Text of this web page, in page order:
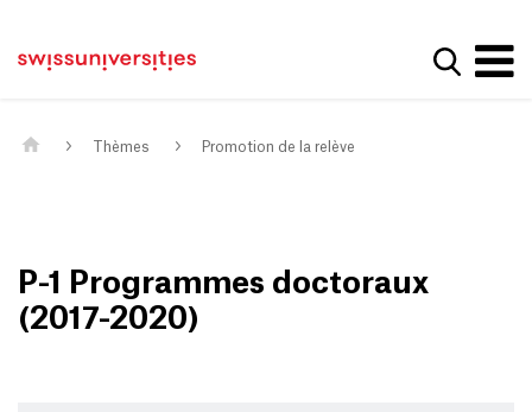
Main Navigation
Contenu
Méta-navigation
Afficher
Thèmes Promotion de la relève
P-1 Programmes doctoraux
(2017-2020)